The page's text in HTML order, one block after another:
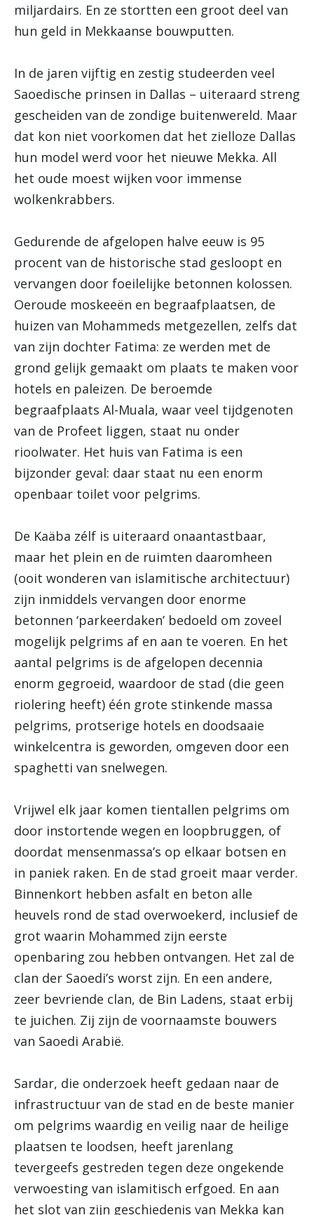
miljardairs. En ze stortten een groot deel van
hun geld in Mekkaanse bouwputten.
In de jaren vijftig en zestig studeerden veel
Saoedische prinsen in Dallas – uiteraard streng
gescheiden van de zondige buitenwereld. Maar
dat kon niet voorkomen dat het zielloze Dallas
hun model werd voor het nieuwe Mekka. All
het oude moest wijken voor immense
wolkenkrabbers.
Gedurende de afgelopen halve eeuw is 95
procent van de historische stad gesloopt en
vervangen door foeilelijke betonnen kolossen.
Oeroude moskeeën en begraafplaatsen, de
huizen van Mohammeds metgezellen, zelfs dat
van zijn dochter Fatima: ze werden met de
grond gelijk gemaakt om plaats te maken voor
hotels en paleizen. De beroemde
begraafplaats Al-Muala, waar veel tijdgenoten
van de Profeet liggen, staat nu onder
rioolwater. Het huis van Fatima is een
bijzonder geval: daar staat nu een enorm
openbaar toilet voor pelgrims.
De Kaäba zélf is uiteraard onaantastbaar,
maar het plein en de ruimten daaromheen
(ooit wonderen van islamitische architectuur)
zijn inmiddels vervangen door enorme
betonnen ‘parkeerdaken’ bedoeld om zoveel
mogelijk pelgrims af en aan te voeren. En het
aantal pelgrims is de afgelopen decennia
enorm gegroeid, waardoor de stad (die geen
riolering heeft) één grote stinkende massa
pelgrims, protserige hotels en doodsaaie
winkelcentra is geworden, omgeven door een
spaghetti van snelwegen.
Vrijwel elk jaar komen tientallen pelgrims om
door instortende wegen en loopbruggen, of
doordat mensenmassa’s op elkaar botsen en
in paniek raken. En de stad groeit maar verder.
Binnenkort hebben asfalt en beton alle
heuvels rond de stad overwoekerd, inclusief de
grot waarin Mohammed zijn eerste
openbaring zou hebben ontvangen. Het zal de
clan der Saoedi’s worst zijn. En een andere,
zeer bevriende clan, de Bin Ladens, staat erbij
te juichen. Zij zijn de voornaamste bouwers
van Saoedi Arabië.
Sardar, die onderzoek heeft gedaan naar de
infrastructuur van de stad en de beste manier
om pelgrims waardig en veilig naar de heilige
plaatsen te loodsen, heeft jarenlang
tevergeefs gestreden tegen deze ongekende
verwoesting van islamitisch erfgoed. En aan
het slot van zijn geschiedenis van Mekka kan